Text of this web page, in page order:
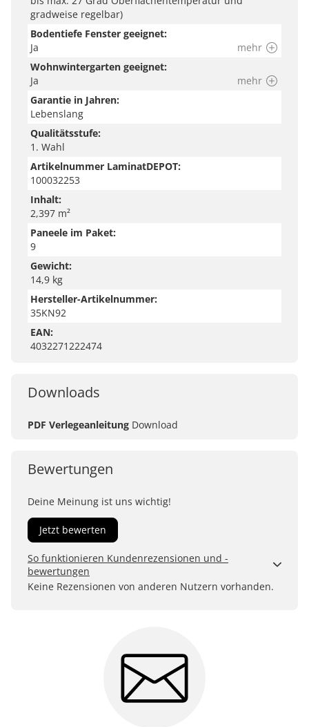
gradweise regelbar)
Bodentiefe Fenster geeignet:
Ja
mehr
Wohnwintergarten geeignet:
Ja
mehr
Garantie in Jahren:
Lebenslang
Qualitätsstufe:
1. Wahl
Artikelnummer LaminatDEPOT:
100032253
Inhalt:
2,397 m²
Paneele im Paket:
9
Gewicht:
14,9 kg
Hersteller-Artikelnummer:
35KN92
EAN:
4032271222474
Downloads
PDF Verlegeanleitung Download
Bewertungen
Deine Meinung ist uns wichtig!
Jetzt bewerten
So funktionieren Kundenrezensionen und -
bewertungen
Kundenbewertungen sind für uns und unsere Kunden
Erfahren Sie mehr darüber, wie Kundenbewertungen
bei uns funktionieren
Keine Rezensionen von anderen Nutzern vorhanden.